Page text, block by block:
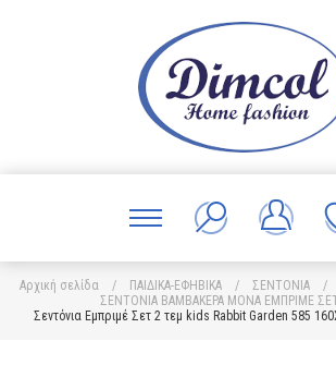
Αρχική σελίδα / ΠΑΙΔΙΚΑ-ΕΦΗΒΙΚΑ / ΣΕΝΤΟΝΙΑ /
ΣΕΝΤΟΝΙΑ ΒΑΜΒΑΚΕΡΑ ΜΟΝΑ ΕΜΠΡΙΜΕ
Σεντόνια Εμπριμέ Σετ 2 τεμ kids Rabbit Garden 585